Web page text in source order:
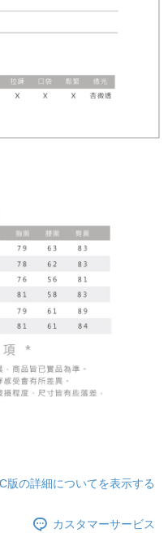
版の詳細についてを表示する
カスタマーサービス